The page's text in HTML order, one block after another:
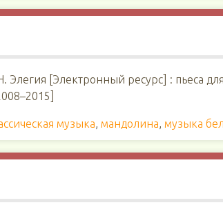
Элегия [Электронный ресурс] : пьеса
музыка, мандолина, музыка